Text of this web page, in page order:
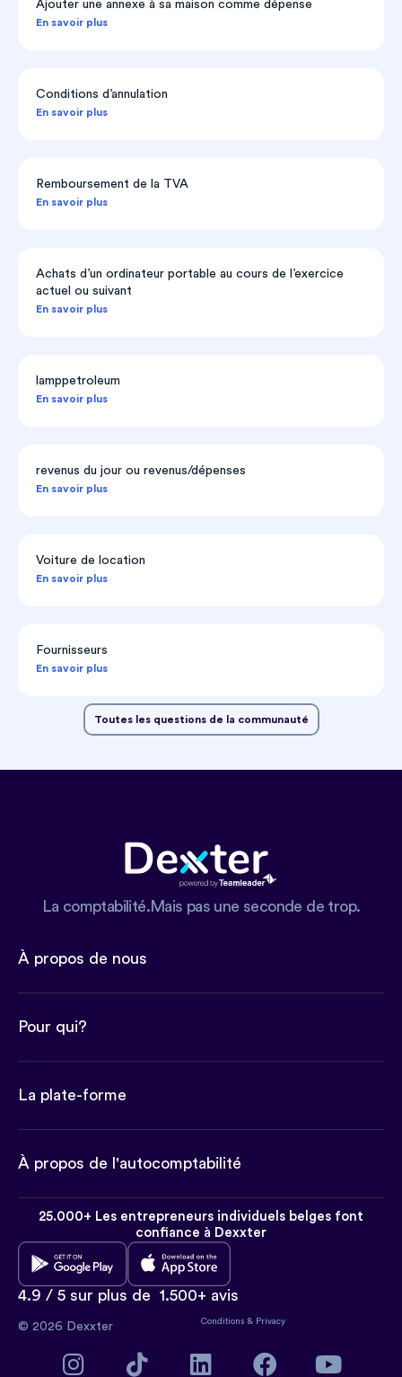
Ajouter une annexe à sa maison comme dépense
En savoir plus
Conditions d’annulation
En savoir plus
Remboursement de la TVA
En savoir plus
Achats d’un ordinateur portable au cours de l’exercice
actuel ou suivant
En savoir plus
lamppetroleum
En savoir plus
revenus du jour ou revenus/dépenses
En savoir plus
Voiture de location
En savoir plus
Fournisseurs
En savoir plus
Toutes les questions de la communauté
La comptabilité.Mais pas une seconde de trop.
À propos de nous
Pour qui?
La plate-forme
À propos de l'autocomptabilité
25.000+ Les entrepreneurs individuels belges font
confiance à Dexxter
4.9 / 5 sur plus de 1.500+ avis
© 2026 Dexxter Conditions & Privacy